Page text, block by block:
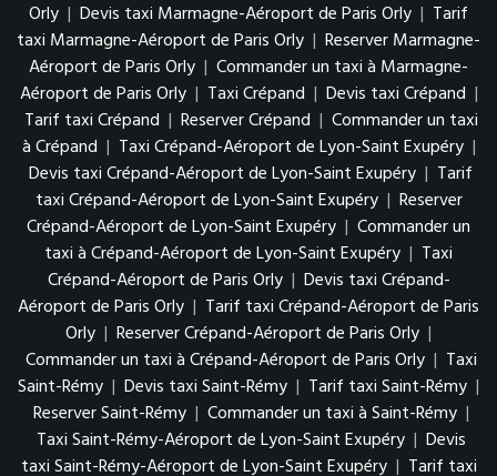
Orly | Devis taxi Marmagne-Aéroport de Paris Orly | Tarif
taxi Marmagne-Aéroport de Paris Orly | Reserver Marmagne-
Aéroport de Paris Orly | Commander un taxi à Marmagne-
Aéroport de Paris Orly | Taxi Crépand | Devis taxi Crépand |
Tarif taxi Crépand | Reserver Crépand | Commander un taxi
à Crépand | Taxi Crépand-Aéroport de Lyon-Saint Exupéry |
Devis taxi Crépand-Aéroport de Lyon-Saint Exupéry | Tarif
taxi Crépand-Aéroport de Lyon-Saint Exupéry | Reserver
Crépand-Aéroport de Lyon-Saint Exupéry | Commander un
taxi à Crépand-Aéroport de Lyon-Saint Exupéry | Taxi
Crépand-Aéroport de Paris Orly | Devis taxi Crépand-
Aéroport de Paris Orly | Tarif taxi Crépand-Aéroport de Paris
Orly | Reserver Crépand-Aéroport de Paris Orly |
Commander un taxi à Crépand-Aéroport de Paris Orly | Taxi
Saint-Rémy | Devis taxi Saint-Rémy | Tarif taxi Saint-Rémy |
Reserver Saint-Rémy | Commander un taxi à Saint-Rémy |
Taxi Saint-Rémy-Aéroport de Lyon-Saint Exupéry | Devis
taxi Saint-Rémy-Aéroport de Lyon-Saint Exupéry | Tarif taxi